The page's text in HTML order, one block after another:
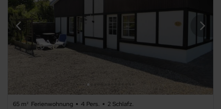
Balkon
Panoramablick
65 m² Ferienwohnung 4 Pers. 2 Schlafz.